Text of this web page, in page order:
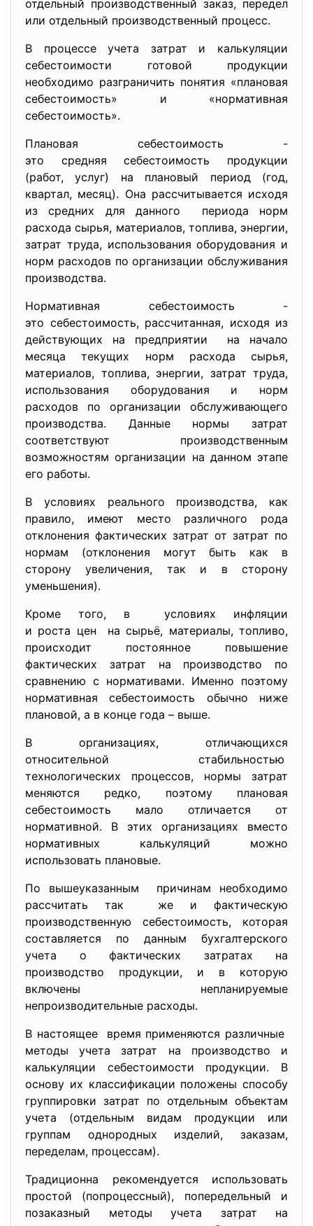
отдельный производственный заказ, передел
или отдельный производственный процесс.
В процессе учета затрат и калькуляции
себестоимости готовой продукции
необходимо разграничить понятия «плановая
себестоимость» и «нормативная
себестоимость».
Плановая себестоимость -
это средняя себестоимость продукции
(работ, услуг) на плановый период (год,
квартал, месяц). Она рассчитывается исходя
из средних для данного периода норм
расхода сырья, материалов, топлива, энергии,
затрат труда, использования оборудования и
норм расходов по организации обслуживания
производства.
Нормативная себестоимость -
это себестоимость, рассчитанная, исходя из
действующих на предприятии на начало
месяца текущих норм расхода сырья,
материалов, топлива, энергии, затрат труда,
использования оборудования и норм
расходов по организации обслуживающего
производства. Данные нормы затрат
соответствуют производственным
возможностям организации на данном этапе
его работы.
В условиях реального производства, как
правило, имеют место различного рода
отклонения фактических затрат от затрат по
нормам (отклонения могут быть как в
сторону увеличения, так и в сторону
уменьшения).
Кроме того, в условиях инфляции
и роста цен на сырьё, материалы, топливо,
происходит постоянное повышение
фактических затрат на производство по
сравнению с нормативами. Именно поэтому
нормативная себестоимость обычно ниже
плановой, а в конце года – выше.
В организациях, отличающихся
относительной стабильностью
технологических процессов, нормы затрат
меняются редко, поэтому плановая
себестоимость мало отличается от
нормативной. В этих организациях вместо
нормативных калькуляций можно
использовать плановые.
По вышеуказанным причинам необходимо
рассчитать так же и фактическую
производственную себестоимость, которая
составляется по данным бухгалтерского
учета о фактических затратах на
производство продукции, и в которую
включены непланируемые
непроизводительные расходы.
В настоящее время применяются различные
методы учета затрат на производство и
калькуляции себестоимости продукции. В
основу их классификации положены способу
группировки затрат по отдельным объектам
учета (отдельным видам продукции или
группам однородных изделий, заказам,
переделам, процессам).
Традиционна рекомендуется использовать
простой (попроцессный), попередельный и
позаказный методы учета затрат на